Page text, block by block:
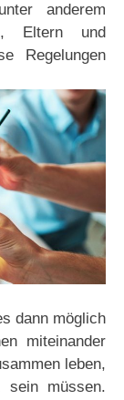
anderem
Eltern und
Regelungen
dann möglich
miteinander
leben,
sein müssen.